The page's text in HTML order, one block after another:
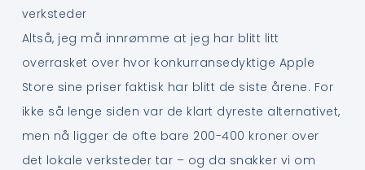
verksteder
Altså, jeg må innrømme at jeg har blitt litt
overrasket over hvor konkurransedyktige Apple
Store sine priser faktisk har blitt de siste årene. For
ikke så lenge siden var de klart dyreste alternativet,
men nå ligger de ofte bare 200-400 kroner over
det lokale verksteder tar – og da snakker vi om